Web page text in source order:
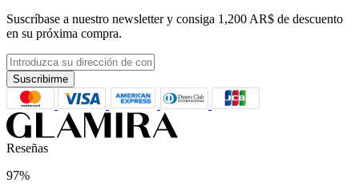
Suscríbase a nuestro newsletter y consiga 1,200 AR$ de descuento
en su próxima compra.
Suscribirme
Reseñas
97%